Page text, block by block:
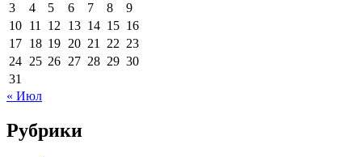
3
4 5 6 7 8
9
10 11 12 13 14 15 16
17 18 19 20 21 22 23
24 25 26 27 28 29 30
31
« Июл
Рубрики